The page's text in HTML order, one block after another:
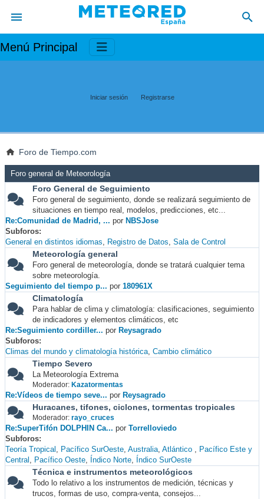
Menú Principal
Iniciar sesión Registrarse
Foro de Tiempo.com
Foro general de Meteorología
Foro General de Seguimiento
Foro general de seguimiento, donde se realizará seguimiento de
situaciones en tiempo real, modelos, predicciones, etc...
Re:Comunidad de Madrid, ... por NBSJose
Subforos
General en distintos idiomas
Registro de Datos Sala de Control
Meteorología general
Foro general de meteorología, donde se tratará cualquier tema
sobre meteorología.
Seguimiento del tiempo p... por 180961X
Climatología
Para hablar de clima y climatología: clasificaciones, seguimiento
de indicadores y elementos climáticos, etc
Re:Seguimiento cordiller... por Reysagrado
Subforos
Climas del mundo y climatología histórica Cambio climático
Tiempo Severo
La Meteorología Extrema
Moderador: Kazatormentas
Re:Vídeos de tiempo seve... por Reysagrado
Huracanes, tifones, ciclones, tormentas tropicales
Moderador: rayo_cruces
Re:SuperTifón DOLPHIN Ca... por Torrelloviedo
Subforos
Teoría Tropical
Pacífico SurOeste Australia Atlántico
Pacífico Este y
Central
Pacífico Oeste Índico Norte Índico SurOeste
Técnica e instrumentos meteorológicos
Todo lo relativo a los instrumentos de medición, técnicas y
trucos, formas de uso, compra-venta, consejos...